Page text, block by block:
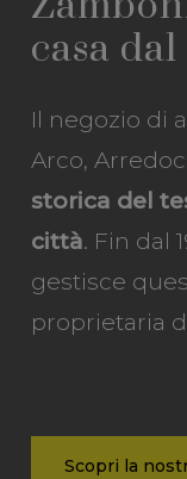
casa dal
Il negozio di
Arco,
storica del
città. Fin dal
gestisce
proprietaria
Scopri la